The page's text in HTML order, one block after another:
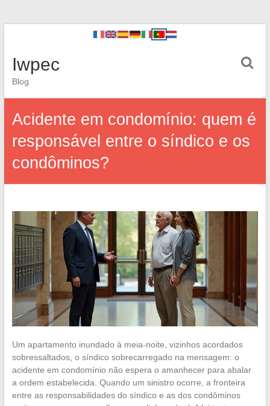
Iwpec
Blog
Acidente em condomínio: quem é
responsável entre o síndico e os
condôminos?
Um apartamento inundado à meia-noite, vizinhos acordados
sobressaltados, o síndico sobrecarregado na mensagem: o
acidente em condomínio não espera o amanhecer para abalar
a ordem estabelecida. Quando um sinistro ocorre, a fronteira
entre as responsabilidades do síndico e as dos condôminos